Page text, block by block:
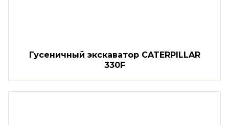
Гусеничный экскаватор CATERPILLAR
330F